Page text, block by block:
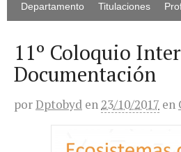
Departamento Titulaciones
11º Coloquio
Documentación
porDptobyd en 23/10/2017 en